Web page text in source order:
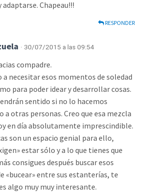
Chapeau!!!
RESPONDER
· 30/07/2015 a las 09:54
compadre.
a necesitar esos momentos de soledad
para poder idear y desarrollar cosas.
sentido si no lo hacemos
a otras personas. Creo que esa mezcla
en día absolutamente imprescindible.
son un espacio genial para ello,
estar sólo y a lo que tienes que
consigues después buscar esos
«bucear» entre sus estanterías, te
algo muy muy interesante.